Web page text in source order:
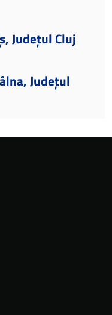
Județul Cluj
Județul